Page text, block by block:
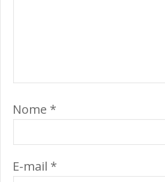
Nome *
E-mail *